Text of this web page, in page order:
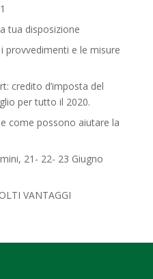
tua disposizione
provvedimenti e le misure
credito d’imposta del
per tutto il 2020.
come possono aiutare la
21- 22- 23 Giugno
VANTAGGI